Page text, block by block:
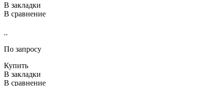
В закладки
В сравнение
..
По запросу
Купить
В закладки
В сравнение